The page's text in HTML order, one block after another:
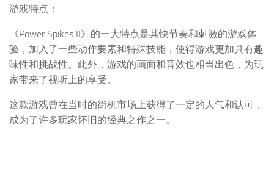
游戏特点：
《Power Spikes II》的一大特点是其快节奏和刺激的游戏体
验，加入了一些动作要素和特殊技能，使得游戏更加具有趣
味性和挑战性。此外，游戏的画面和音效也相当出色，为玩
家带来了视听上的享受。
这款游戏曾在当时的街机市场上获得了一定的人气和认可，
成为了许多玩家怀旧的经典之作之一。